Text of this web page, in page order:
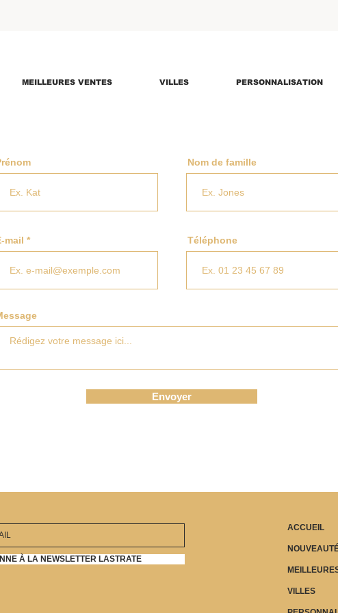
MEILLEURES VENTES VILLES PERSONNALISATION
Nom de famille
mail Téléphone
Envoyer
À LA NEWSLETTER LASTRATE
ACCUEIL
VILLES